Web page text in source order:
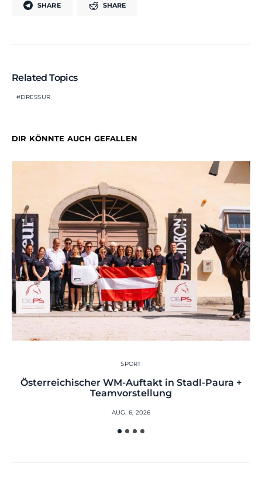
SHARE SHARE
Related Topics
DRESSUR
DIR KÖNNTE AUCH GEFALLEN
SPORT
Österreichischer WM-Auftakt in Stadl-Paura +
Teamvorstellung
AUG. 6, 2026